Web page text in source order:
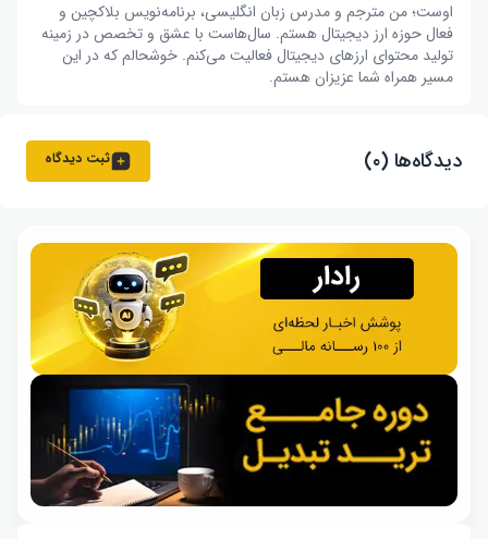
اوست؛ من مترجم و مدرس زبان انگلیسی، برنامه‌نویس بلاکچین و
فعال حوزه ارز دیجیتال هستم. سال‌هاست با عشق و تخصص در زمینه
تولید محتوای ارزهای دیجیتال فعالیت می‌کنم. خوشحالم که در این
مسیر همراه شما عزیزان هستم.
دیدگاه‌ها (۰) ثبت دیدگاه